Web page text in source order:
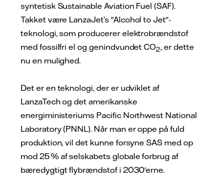
syntetisk Sustainable Aviation Fuel (SAF).
Takket være LanzaJet’s "Alcohol to Jet"-
teknologi, som producerer elektrobrændstof
med fossilfri el og genindvundet CO2, er dette
nu en mulighed.
Det er en teknologi, der er udviklet af
LanzaTech og det amerikanske
energiministeriums Pacific Northwest National
Laboratory (PNNL). Når man er oppe på fuld
produktion, vil det kunne forsyne SAS med op
mod 25 % af selskabets globale forbrug af
bæredygtigt flybrændstof i 2030'erne.